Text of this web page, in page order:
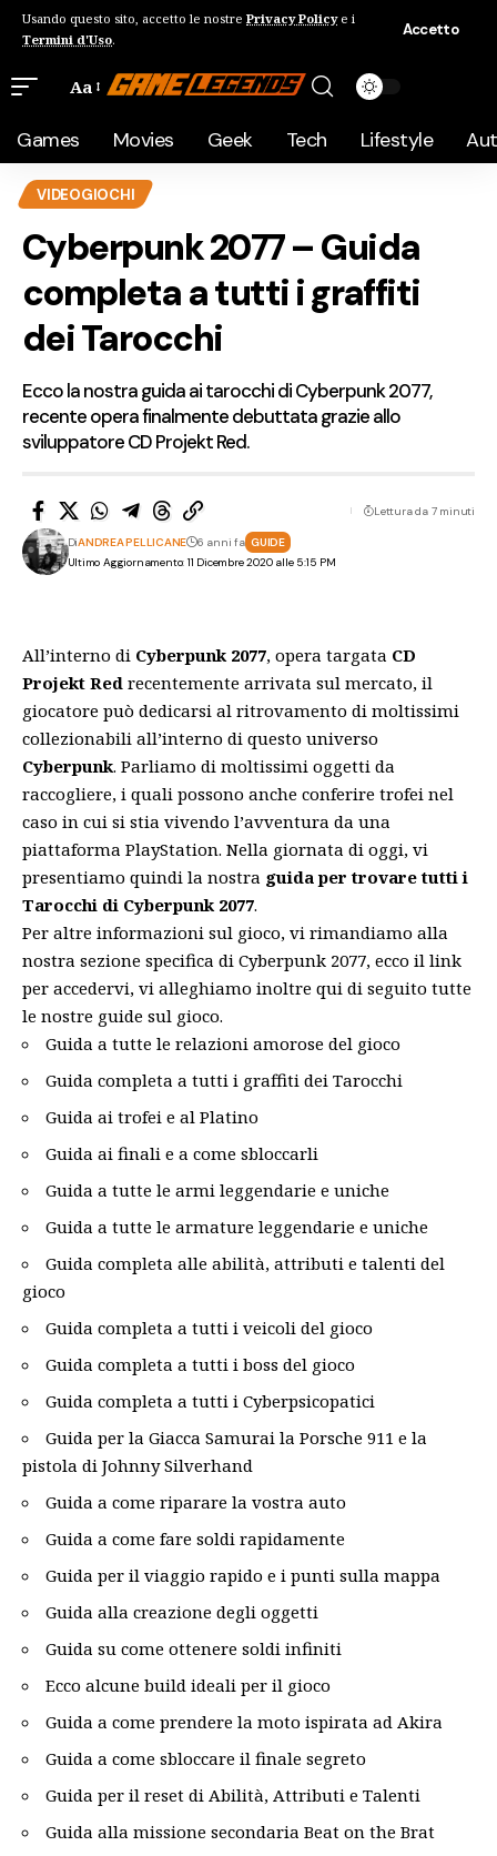
Usando questo sito, accetto le nostre Privacy Policye i
Termini d'Uso.
Accetto
Aa
Games Movies Geek Tech Lifestyle
VIDEOGIOCHI
Cyberpunk 2077 – Guida
completa a tutti i graffiti
dei Tarocchi
Ecco la nostra guida ai tarocchi di Cyberpunk 2077,
recente opera finalmente debuttata grazie allo
sviluppatore CD Projekt Red.
Ultimo Aggiornamento: 11 Dicembre 2020 alle 5:15 PM
DiANDREA PELLICANE 6 anni fa GUIDE
Lettura da 7 minuti
All’interno di Cyberpunk 2077, opera targata CD
Projekt Red recentemente arrivata sul mercato, il
giocatore può dedicarsi al ritrovamento di moltissimi
collezionabili all’interno di questo universo
Cyberpunk. Parliamo di moltissimi oggetti da
raccogliere, i quali possono anche conferire trofei nel
caso in cui si stia vivendo l’avventura da una
piattaforma PlayStation. Nella giornata di oggi, vi
presentiamo quindi la nostra guida per trovare tutti i
Tarocchi di Cyberpunk 2077.
Per altre informazioni sul gioco, vi rimandiamo alla
nostra sezione specifica di Cyberpunk 2077, ecco il link
per accedervi, vi alleghiamo inoltre qui di seguito tutte
le nostre guide sul gioco.
Guida a tutte le relazioni amorose del gioco
Guida completa a tutti i graffiti dei Tarocchi
Guida ai trofei e al Platino
Guida ai finali e a come sbloccarli
Guida a tutte le armi leggendarie e uniche
Guida a tutte le armature leggendarie e uniche
Guida completa alle abilità, attributi e talenti del
gioco
Guida completa a tutti i veicoli del gioco
Guida completa a tutti i boss del gioco
Guida completa a tutti i Cyberpsicopatici
Guida per la Giacca Samurai la Porsche 911 e la
pistola di Johnny Silverhand
Guida a come riparare la vostra auto
Guida a come fare soldi rapidamente
Guida per il viaggio rapido e i punti sulla mappa
Guida alla creazione degli oggetti
Guida su come ottenere soldi infiniti
Ecco alcune build ideali per il gioco
Guida a come prendere la moto ispirata ad Akira
Guida a come sbloccare il finale segreto
Guida per il reset di Abilità, Attributi e Talenti
Guida alla missione secondaria Beat on the Brat